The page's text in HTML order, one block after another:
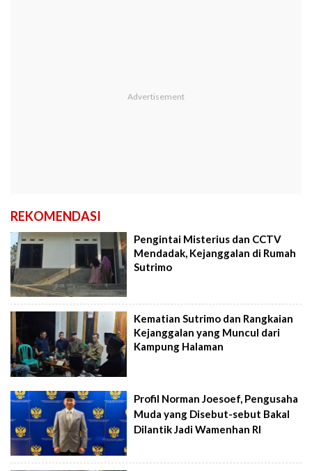
REKOMENDASI
Pengintai Misterius dan CCTV
Mendadak, Kejanggalan di Rumah
Sutrimo
Kematian Sutrimo dan Rangkaian
Kejanggalan yang Muncul dari
Kampung Halaman
Profil Norman Joesoef, Pengusaha
Muda yang Disebut-sebut Bakal
Dilantik Jadi Wamenhan RI